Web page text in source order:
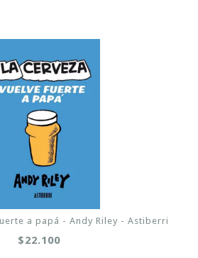
a papá - Andy Riley - Astiberri
$22.100